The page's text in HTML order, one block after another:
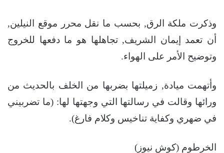
وذكرت ملكة الرق, بحسب ما نقل محرر موقع النيلين,
أن تعمد إيمان الشريف, تجاهلها هو ما دفعها للخروج
وتوضيح الأمر على الهواء.
وأتهمت ميادة, زميلتها بضربها من الخلف بالحديث من
ورائها وقالت في رسالتها التي وجهتها لها: (ما تضربيني
في ضهري وكفاية تناخيس وكلام فارغ).
الخرطوم (كوش نيوز)